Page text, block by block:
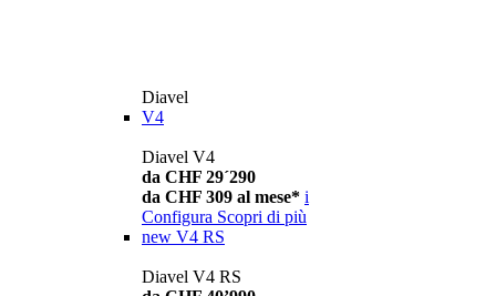
Diavel
V4
Diavel V4
da CHF 29´290
da CHF 309 al mese* i
Configura Scopri di più
new V4 RS
Diavel V4 RS